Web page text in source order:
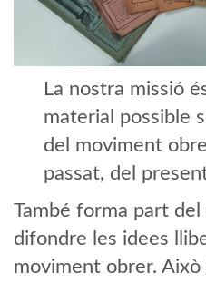
La nostra missió
material possible
del moviment
passat, del
També forma part
difondre les idees
moviment obrer.